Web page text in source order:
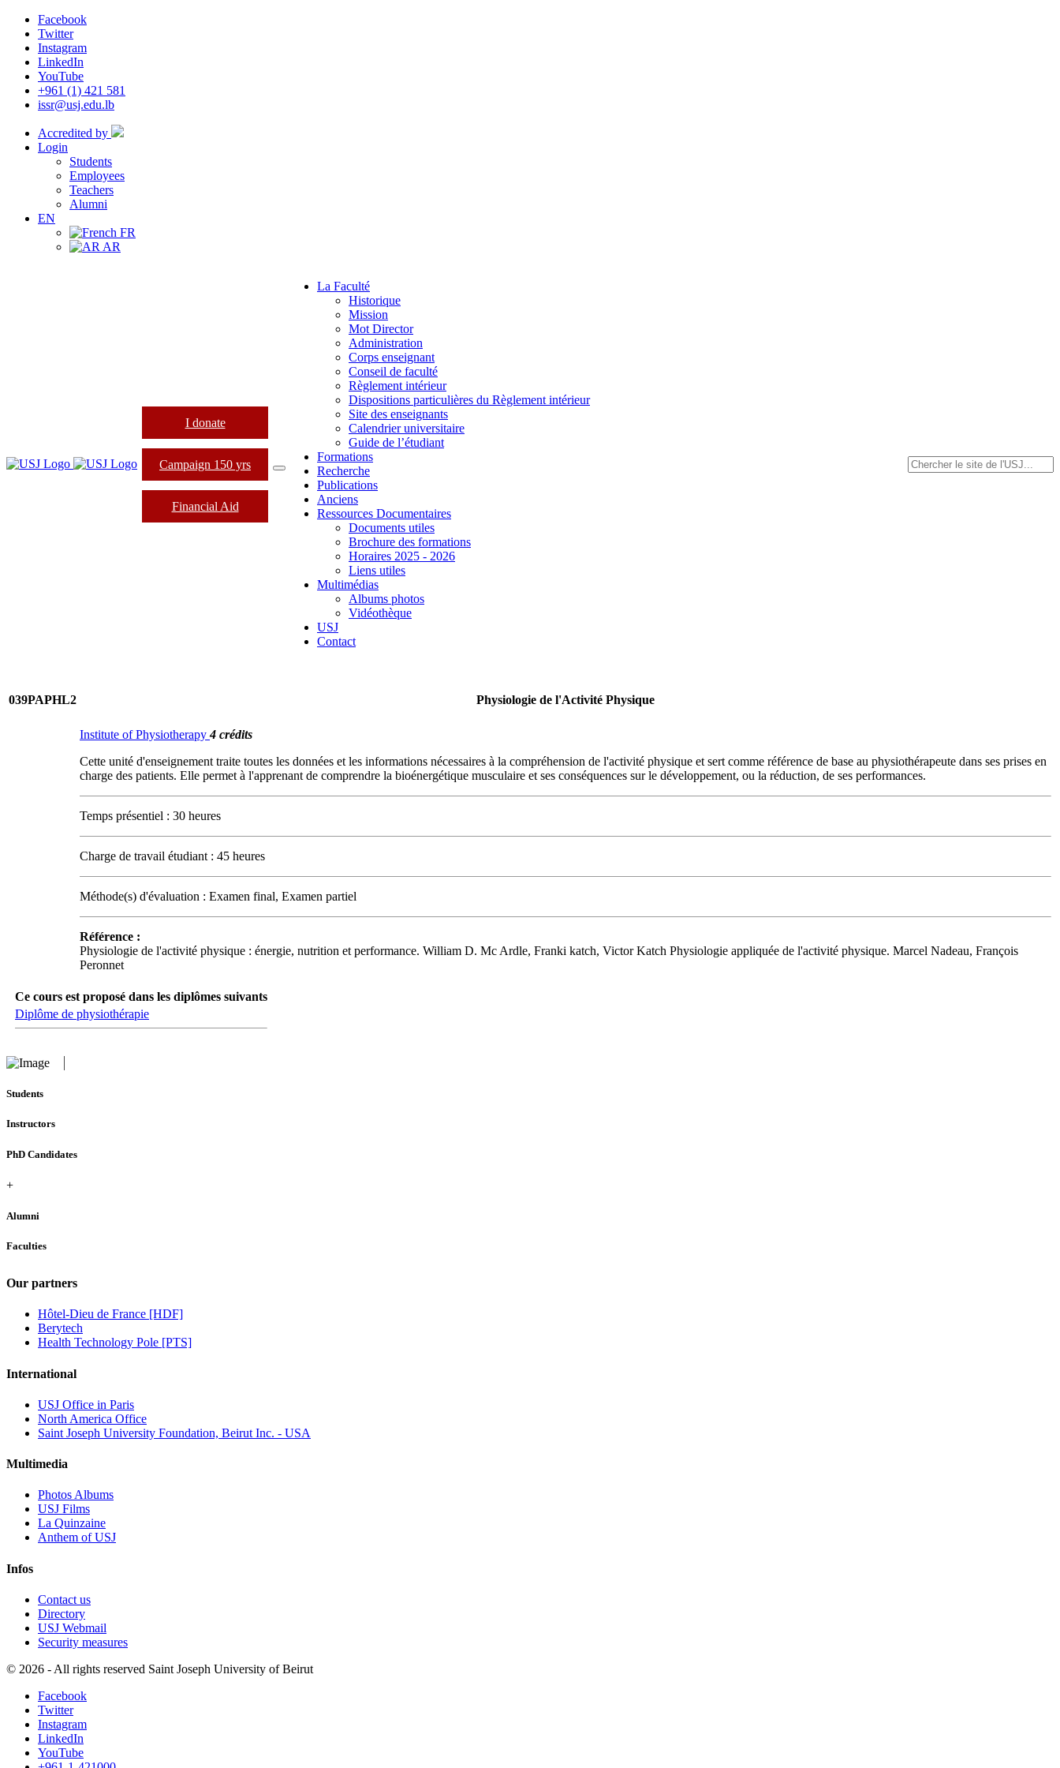
Facebook
Twitter
Instagram
LinkedIn
YouTube
+961 (1) 421 581
issr@usj.edu.lb
Accredited by
Login
Students
Employees
Teachers
Alumni
EN
FR
AR
I donate
Campaign 150 yrs
Financial Aid
La Faculté
Historique
Mission
Mot Director
Administration
Corps enseignant
Conseil de faculté
Règlement intérieur
Dispositions particulières du Règlement intérieur
Site des enseignants
Calendrier universitaire
Guide de l’étudiant
Formations
Recherche
Publications
Anciens
Ressources Documentaires
Documents utiles
Brochure des formations
Horaires 2025 - 2026
Liens utiles
Multimédias
Albums photos
Vidéothèque
USJ
Contact
039PAPHL2 Physiologie de l'Activité Physique
Institute of Physiotherapy4 crédits
Cette unité d'enseignement traite toutes les données et les informations nécessaires à la compréhension de l'activité physique et sert comme référence de base au physiothérapeute dans ses prises en
charge des patients. Elle permet à l'apprenant de comprendre la bioénergétique musculaire et ses conséquences sur le développement, ou la réduction, de ses performances.
Temps présentiel : 30 heures
Charge de travail étudiant : 45 heures
Méthode(s) d'évaluation : Examen final, Examen partiel
Référence :
Physiologie de l'activité physique : énergie, nutrition et performance. William D. Mc Ardle, Franki katch, Victor Katch Physiologie appliquée de l'activité physique. Marcel Nadeau, François
Peronnet
Ce cours est proposé dans les diplômes suivants
Diplôme de physiothérapie
Students
Instructors
PhD Candidates
+
Alumni
Faculties
Our partners
Hôtel-Dieu de France [HDF]
Berytech
Health Technology Pole [PTS]
International
USJ Office in Paris
North America Office
Saint Joseph University Foundation, Beirut Inc. - USA
Multimedia
Photos Albums
USJ Films
La Quinzaine
Anthem of USJ
Infos
Contact us
Directory
USJ Webmail
Security measures
© 2026 - All rights reserved Saint Joseph University of Beirut
Facebook
Twitter
Instagram
LinkedIn
YouTube